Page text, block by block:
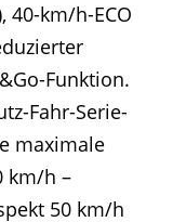
40-km/h-ECO
Funktion.
Fahr-Serie-
maximale
km/h –
50 km/h